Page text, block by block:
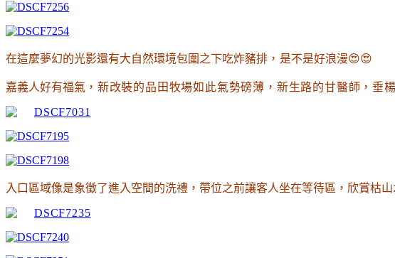
在這麼夢幻的光影還有大自然環境包圍之下吃炸豬排 ， 是不是好浪漫😍😍
嘉義人好有福氣 ，新改裝的品田牧場如此氣勢磅薄 ， 新生路的甘醫師 ，垂
入口區域像是象徵了進入空間的洗禮，帶位之前讓客人坐在等待區，欣賞枯